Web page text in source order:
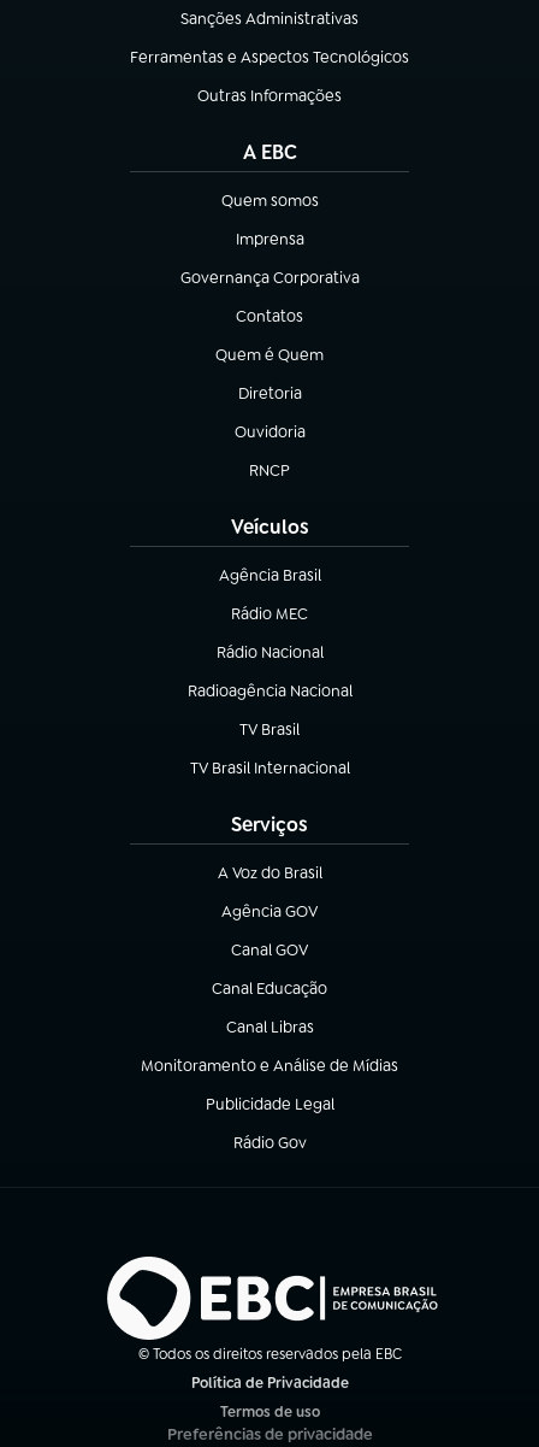
Sanções Administrativas
(abre em nova aba)
Ferramentas e Aspectos Tecnológicos
(abre em nova aba)
Outras Informações
(abre em nova aba)
A EBC
Quem somos
(abre em nova aba)
Imprensa
(abre em nova aba)
Governança Corporativa
(abre em nova aba)
Contatos
(abre em nova aba)
Quem é Quem
(abre em nova aba)
Diretoria
(abre em nova aba)
Ouvidoria
(abre em nova aba)
RNCP
(abre em nova aba)
Veículos
Agência Brasil
(abre em nova aba)
Rádio MEC
(abre em nova aba)
Rádio Nacional
Radioagência Nacional
(abre em nova aba)
TV Brasil
(abre em nova aba)
TV Brasil Internacional
(abre em nova aba)
Serviços
A Voz do Brasil
(abre em nova aba)
Agência GOV
(abre em nova aba)
Canal GOV
(abre em nova aba)
Canal Educação
(abre em nova aba)
Canal Libras
(abre em nova aba)
Monitoramento e Análise de Mídias
(abre em nova aba)
Publicidade Legal
(abre em nova aba)
Rádio Gov
(abre em nova aba)
© Todos os direitos reservados pela EBC
Política de Privacidade
Termos de uso
(abre em nova aba)
Preferências de privacidade